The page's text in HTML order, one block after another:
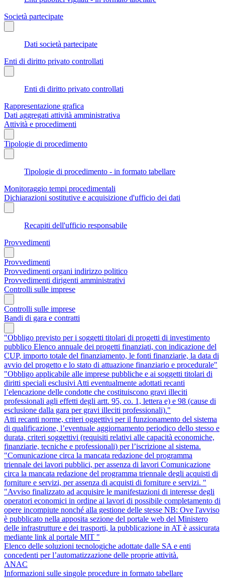
Società partecipate
Dati società partecipate
Enti di diritto privato controllati
Enti di diritto privato controllati
Rappresentazione grafica
Dati aggregati attività amministrativa
Attività e procedimenti
Tipologie di procedimento
Tipologie di procedimento - in formato tabellare
Monitoraggio tempi procedimentali
Dichiarazioni sostitutive e acquisizione d'ufficio dei dati
Recapiti dell'ufficio responsabile
Provvedimenti
Provvedimenti
Provvedimenti organi indirizzo politico
Provvedimenti dirigenti amministrativi
Controlli sulle imprese
Controlli sulle imprese
Bandi di gara e contratti
"Obbligo previsto per i soggetti titolari di progetti di investimento
pubblico Elenco annuale dei progetti finanziati, con indicazione del
CUP, importo totale del finanziamento, le fonti finanziarie, la data di
avvio del progetto e lo stato di attuazione finanziario e procedurale"
"Obbligo applicabile alle imprese pubbliche e ai soggetti titolari di
diritti speciali esclusivi Atti eventualmente adottati recanti
l’elencazione delle condotte che costituiscono gravi illeciti
professionali agli effetti degli artt. 95, co. 1, lettera e) e 98 (cause di
esclusione dalla gara per gravi illeciti professionali)."
Atti recanti norme, criteri oggettivi per il funzionamento del sistema
di qualificazione, l’eventuale aggiornamento periodico dello stesso e
durata, criteri soggettivi (requisiti relativi alle capacità economiche,
finanziarie, tecniche e professionali) per l’iscrizione al sistema.
"Comunicazione circa la mancata redazione del programma
triennale dei lavori pubblici, per assenza di lavori Comunicazione
circa la mancata redazione del programma triennale degli acquisti di
forniture e servizi, per assenza di acquisti di forniture e servizi. "
"Avviso finalizzato ad acquisire le manifestazioni di interesse degli
operatori economici in ordine ai lavori di possibile completamento di
opere incompiute nonché alla gestione delle stesse NB: Ove l'avviso
è pubblicato nella apposita sezione del portale web del Ministero
delle infrastrutture e dei trasporti, la pubblicazione in AT è assicurata
mediante link al portale MIT "
Elenco delle soluzioni tecnologiche adottate dalle SA e enti
concedenti per l’automatizzazione delle proprie attività.
ANAC
Informazioni sulle singole procedure in formato tabellare